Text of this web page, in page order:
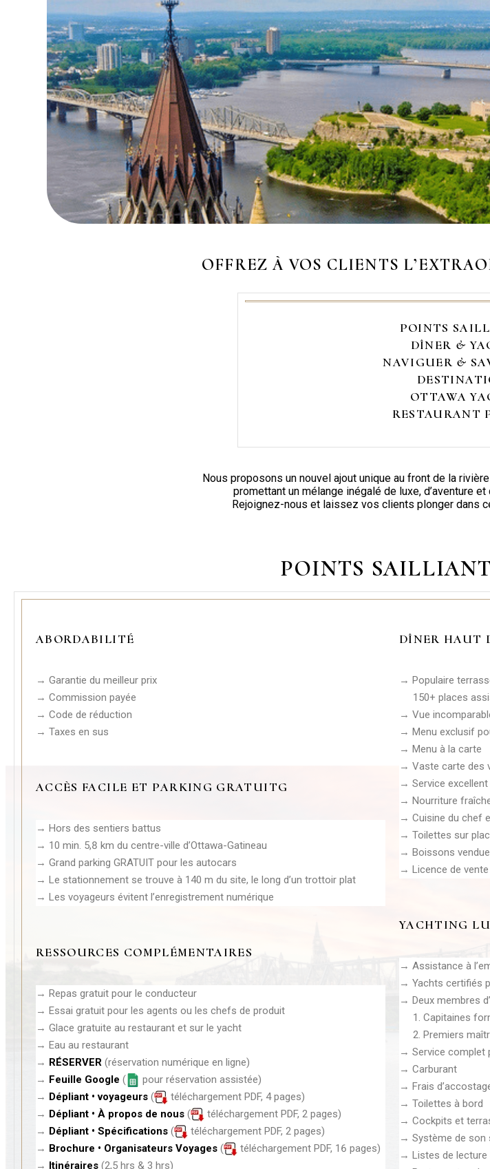
OFFREZ À VOS CLIENTS
POINTS
DÎNER &
NAVIGUER &
OTTAWA
RESTAURANT
Nous proposons un nouvel ajout unique au front de la rivière
promettant un mélange inégalé de luxe, d’aventure et
Rejoignez-nous et laissez vos clients plonger dans
POINTS
ABORDABILITÉ
→ Garantie du meilleur prix
→ Commission payée
→ Code de réduction
→ Taxes en sus
ACCÈS FACILE ET PARKING GRATUITG
→ Hors des sentiers battus
→ 10 min. 5,8 km du centre-ville d’Ottawa-Gatineau
→ Grand parking GRATUIT pour les autocars
→ Le stationnement se trouve à 140 m du site, le long d’un trottoir plat
→ Les voyageurs évitent l’enregistrement numérique
RESSOURCES COMPLÉMENTAIRES
→ Repas gratuit pour le conducteur
→ Essai gratuit pour les agents ou les chefs de produit
→ Glace gratuite au restaurant et sur le yacht
→ Eau au restaurant
→ RÉSERVER (réservation numérique en ligne)
→ Feuille Google ( pour réservation assistée)
→ Dépliant • voyageurs ( téléchargement PDF, 4 pages)
→ Dépliant • À propos de nous (
téléchargement PDF, 2 pages)
→ Dépliant • Spécifications ( téléchargement PDF, 2 pages)
→ Brochure • Organisateurs Voyages ( téléchargement PDF, 16 pages)
→ Itinéraires (2,5 hrs & 3 hrs)
DÎNER HAUT
→ Populaire
150+ places
→ Vue
→ Menu exclusif
→ Menu à la carte
→ Vaste carte des
→ Service excellent
→ Nourriture
→ Cuisine du chef
→ Toilettes sur
→ Boissons
→ Licence de vente
YACHTING
→ Assistance à
→ Yachts certifiés
→ Deux membres
1. Capitaines
2. Premiers
→ Service complet
→ Carburant
→ Frais
→ Toilettes à bord
→ Cockpits et
→ Système de son
→ Listes de lecture